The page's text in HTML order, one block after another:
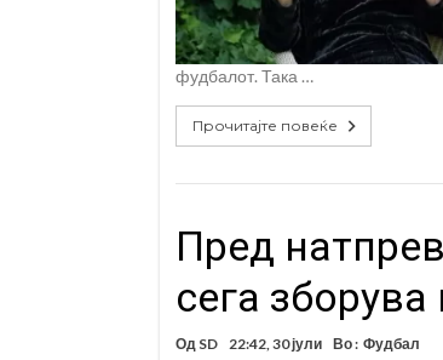
фудбалот. Така …
Прочитајте повеќе
Пред
сега зборува
Од SD 22:42, 30 јули Во : Фудбал